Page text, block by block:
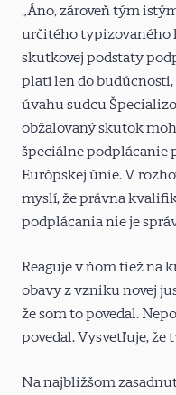
„Áno, zároveň tým
určitého typizovaného
skutkovej podstaty
platí len do budúcnosti,
úvahu sudcu
obžalovaný skutok
špeciálne podplácanie
Európskej únie. V
myslí, že právna
podplácania nie je
Reaguje v ňom tiež na
obavy z vzniku novej
že som to povedal.
povedal. Vysvetľuje, že
Na najbližšom